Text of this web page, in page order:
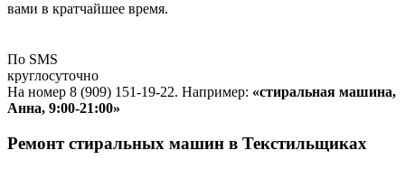
вами в кратчайшее время.
По SMS
круглосуточно
На номер 8 (909) 151-19-22. Например: «стиральная машина,
Анна, 9:00-21:00»
Ремонт стиральных машин в Текстильщиках